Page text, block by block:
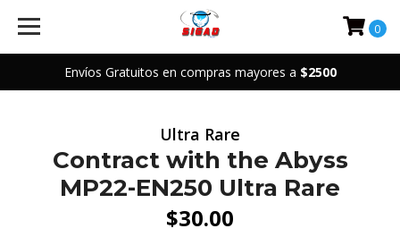
Envíos Gratuitos en compras mayores a $2500
0
Ultra Rare
Contract with the Abyss
MP22-EN250 Ultra Rare
$30.00